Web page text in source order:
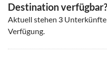
Destination verfügbar?
Aktuell stehen 3 Unterkünfte
Verfügung.